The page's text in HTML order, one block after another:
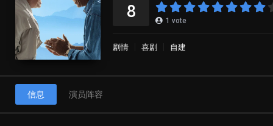
8 1 vote
剧情 喜剧 自建
信息 演员阵容